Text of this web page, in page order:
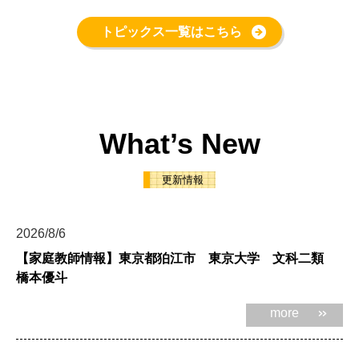
トピックス一覧はこちら
What’s New
更新情報
2026/8/6
【家庭教師情報】東京都狛江市 東京大学 文科二類
橋本優斗
more